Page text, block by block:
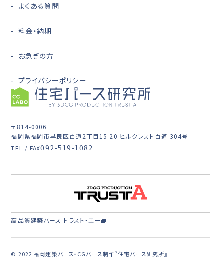
〒814-0006
福岡県福岡市早良区百道2丁目15-20 ヒルクレスト百道 304号
TEL / FAX092-519-1082
高品質建築パース トラスト・エー
よくある質問
料金・納期
お急ぎの方
プライバシーポリシー
© 2022 福岡建築パース・CGパース制作『住宅パース研究所』